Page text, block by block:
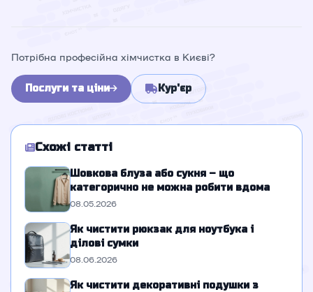
Потрібна професійна хімчистка в Києві?
Послуги та ціни Кур'єр
Схожі статті
Шовкова блуза або сукня – що
категорично не можна робити вдома
08.05.2026
Як чистити рюкзак для ноутбука і
ділові сумки
08.06.2026
Як чистити декоративні подушки з